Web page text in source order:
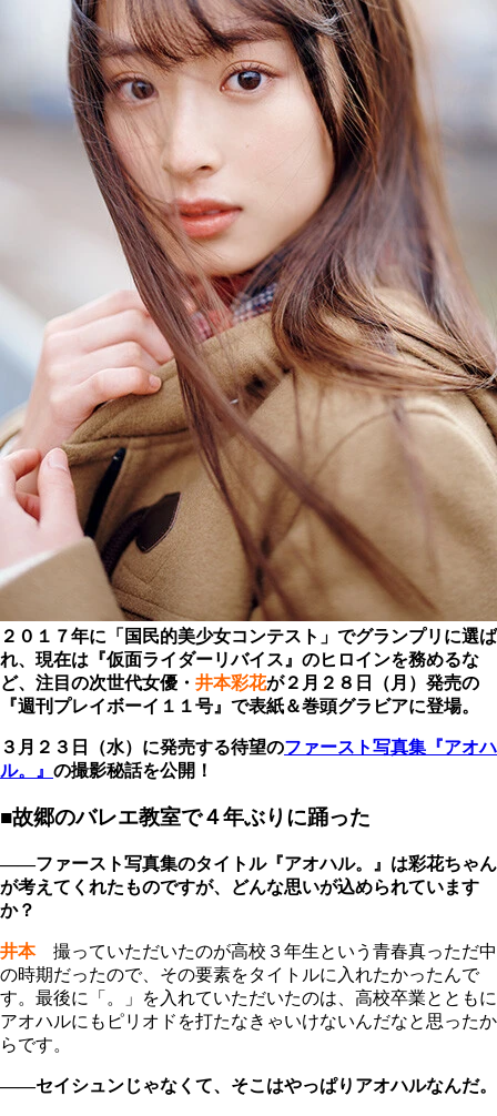
２０１７年に「国民的美少女コンテスト」でグランプリに選ば
れ、現在は『仮面ライダーリバイス』のヒロインを務めるな
ど、注目の次世代女優・ 井本彩花が２月２８日（月）発売の
『週刊プレイボーイ１１号』で表紙＆巻頭グラビアに登場。
３月２３日（水）に発売する待望のファースト写真集『アオハ
ル。』 の撮影秘話を公開！
■故郷のバレエ教室で４年ぶりに踊った
――ファースト写真集のタイトル『アオハル。』は彩花ちゃん
が考えてくれたものですが、どんな思いが込められています
か？
井本撮っていただいたのが高校３年生という青春真っただ中
の時期だったので、その要素をタイトルに入れたかったんで
す。最後に「。」を入れていただいたのは、高校卒業とともに
アオハルにもピリオドを打たなきゃいけないんだなと思ったか
らです。
――セイシュンじゃなくて、そこはやっぱりアオハルなんだ。